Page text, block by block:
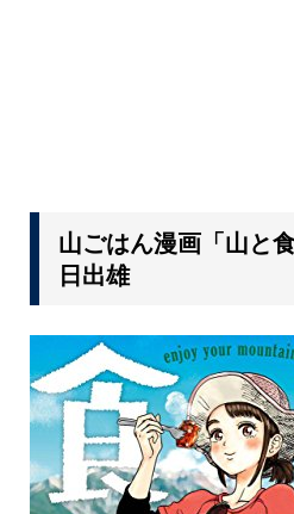
山ごはん漫画「山と
日出雄